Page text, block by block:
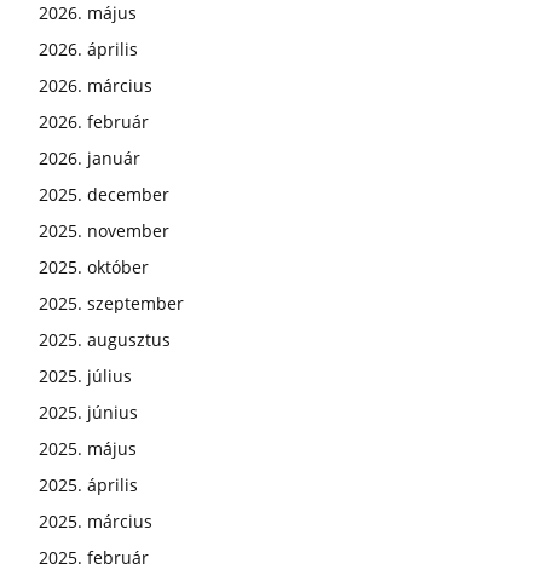
2026. május
2026. április
2026. március
2026. február
2026. január
2025. december
2025. november
2025. október
2025. szeptember
2025. augusztus
2025. július
2025. június
2025. május
2025. április
2025. március
2025. február